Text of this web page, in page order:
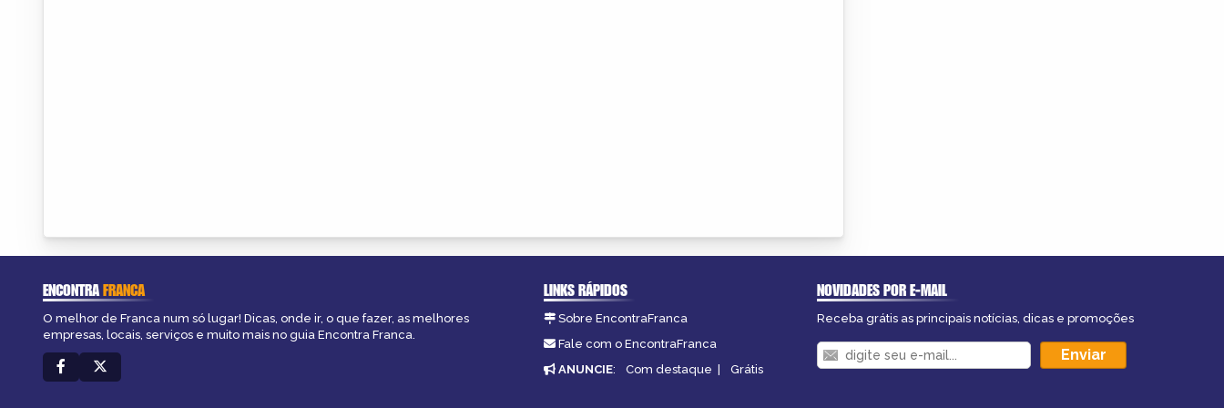
ENCONTRAFRANCA
O melhor de Franca num só lugar! Dicas, onde ir, o que fazer, as melhores
empresas, locais, serviços e muito mais no guia Encontra Franca.
LINKS RÁPIDOS
Sobre EncontraFranca
Fale com o EncontraFranca
ANUNCIE: Com destaque | Grátis
NOVIDADES POR E-MAIL
Receba grátis as principais notícias, dicas e promoções